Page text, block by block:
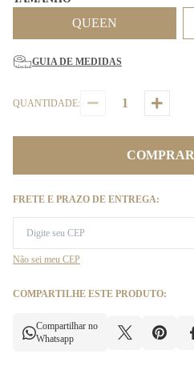
QUEEN
GUIA DE MEDIDAS
QUANTIDADE:
COMPRAR
FRETE E PRAZO DE ENTREGA:
Não sei meu CEP
COMPARTILHE ESTE PRODUTO:
Compartilhar no
Whatsapp